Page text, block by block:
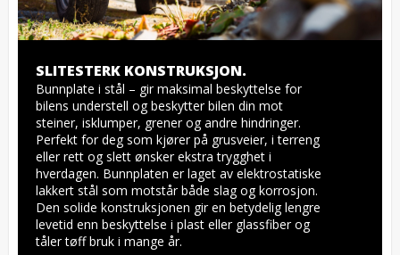
SLITESTERK KONSTRUKSJON.
Bunnplate i stål – gir maksimal beskyttelse for
bilens understell og beskytter bilen din mot
steiner, isklumper, grener og andre hindringer.
Perfekt for deg som kjører på grusveier, i terreng
eller rett og slett ønsker ekstra trygghet i
hverdagen. Bunnplaten er laget av elektrostatiske
lakkert stål som motstår både slag og korrosjon.
Den solide konstruksjonen gir en betydelig lengre
levetid enn beskyttelse i plast eller glassfiber og
tåler tøff bruk i mange år.